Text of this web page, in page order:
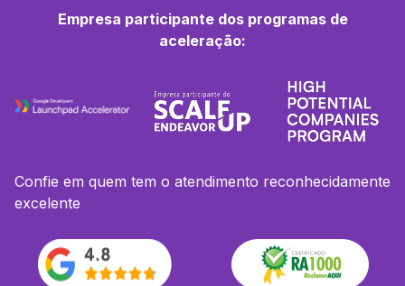
Empresa participante dos programas de
aceleração:
Confie em quem tem o atendimento reconhecidamente
excelente